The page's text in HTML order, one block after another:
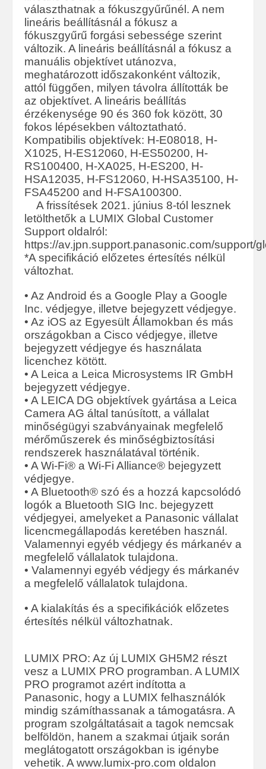
választhatnak a fókuszgyűrűnél. A nem
lineáris beállításnál a fókusz a
fókuszgyűrű forgási sebessége szerint
változik. A lineáris beállításnál a fókusz a
manuális objektívet utánozva,
meghatározott időszakonként változik,
attól függően, milyen távolra állították be
az objektívet. A lineáris beállítás
érzékenysége 90 és 360 fok között, 30
fokos lépésekben változtatható.
Kompatibilis objektívek: H-E08018, H-
X1025, H-ES12060, H-ES50200, H-
RS100400, H-XA025, H-ES200, H-
HSA12035, H-FS12060, H-HSA35100, H-
FSA45200 and H-FSA100300.
A frissítések 2021. június 8-tól lesznek
letölthetők a LUMIX Global Customer
Support oldalról:
https://av.jpn.support.panasonic.com/support/
*A specifikáció előzetes értesítés nélkül
változhat.
• Az Android és a Google Play a Google
Inc. védjegye, illetve bejegyzett védjegye.
• Az iOS az Egyesült Államokban és más
országokban a Cisco védjegye, illetve
bejegyzett védjegye és használata
licenchez kötött.
• A Leica a Leica Microsystems IR GmbH
bejegyzett védjegye.
• A LEICA DG objektívek gyártása a Leica
Camera AG által tanúsított, a vállalat
minőségügyi szabványainak megfelelő
mérőműszerek és minőségbiztosítási
rendszerek használatával történik.
• A Wi-Fi® a Wi-Fi Alliance® bejegyzett
védjegye.
• A Bluetooth® szó és a hozzá kapcsolódó
logók a Bluetooth SIG Inc. bejegyzett
védjegyei, amelyeket a Panasonic vállalat
licencmegállapodás keretében használ.
Valamennyi egyéb védjegy és márkanév a
megfelelő vállalatok tulajdona.
• Valamennyi egyéb védjegy és márkanév
a megfelelő vállalatok tulajdona.
• A kialakítás és a specifikációk előzetes
értesítés nélkül változhatnak.
LUMIX PRO: Az új LUMIX GH5M2 részt
vesz a LUMIX PRO programban. A LUMIX
PRO programot azért indította a
Panasonic, hogy a LUMIX felhasználók
mindig számíthassanak a támogatásra. A
program szolgáltatásait a tagok nemcsak
belföldön, hanem a szakmai útjaik során
meglátogatott országokban is igénybe
vehetik. A www.lumix-pro.com oldalon